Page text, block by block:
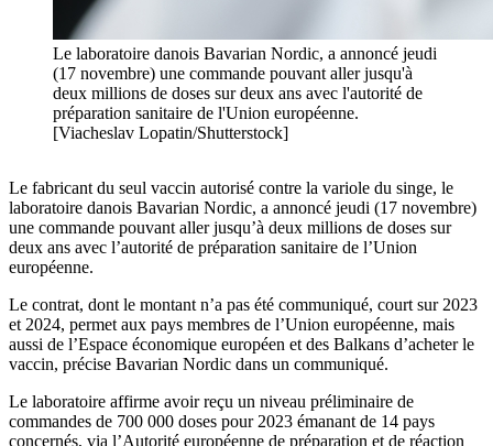
Le laboratoire danois Bavarian Nordic, a annoncé jeudi
(17 novembre) une commande pouvant aller jusqu'à
deux millions de doses sur deux ans avec l'autorité de
préparation sanitaire de l'Union européenne.
[Viacheslav Lopatin/Shutterstock]
Le fabricant du seul vaccin autorisé contre la variole du singe, le
laboratoire danois Bavarian Nordic, a annoncé jeudi (17 novembre)
une commande pouvant aller jusqu’à deux millions de doses sur
deux ans avec l’autorité de préparation sanitaire de l’Union
européenne.
Le contrat, dont le montant n’a pas été communiqué, court sur 2023
et 2024, permet aux pays membres de l’Union européenne, mais
aussi de l’Espace économique européen et des Balkans d’acheter le
vaccin, précise Bavarian Nordic dans un communiqué.
Le laboratoire affirme avoir reçu un niveau préliminaire de
commandes de 700 000 doses pour 2023 émanant de 14 pays
concernés, via l’Autorité européenne de préparation et de réaction